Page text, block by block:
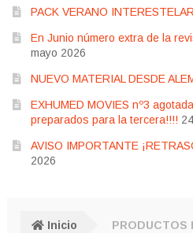
PACK VERANO
En Junio número extra de la
mayo 2026
NUEVO MATERIAL DESDE
EXHUMED MOVIES nº3
preparados para la tercera!!!!
AVISO IMPORTANTE
2026
Inicio
PRODUCTOS